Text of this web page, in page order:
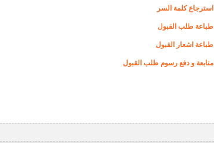
استرجاع كلمة السر
طباعة طلب القبول
طباعة اشعار القبول
متابعة و دفع رسوم طلب القبول